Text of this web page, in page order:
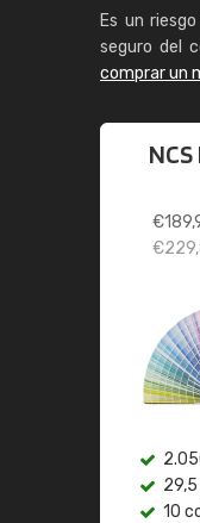
Es un
seguro del
comprar un
€
€
10